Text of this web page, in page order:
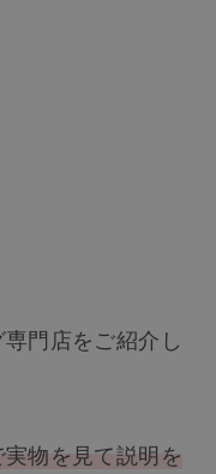
門店をご紹介し
物を見て説明を